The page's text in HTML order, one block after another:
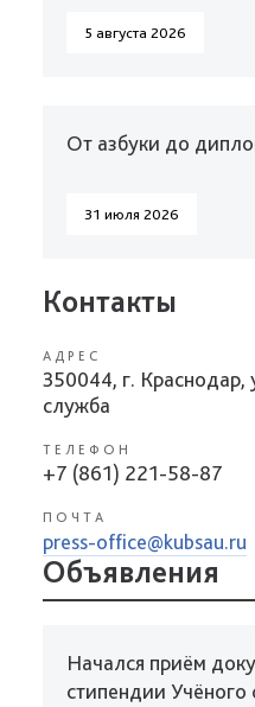
5 августа 2026
От азбуки до
31 июля 2026
Контакты
АДРЕС
350044, г. Краснодар,
служба
ТЕЛЕФОН
+7 (861) 221-58-87
ПОЧТА
press-office@kubsau.ru
Объявления
Начался приём
стипендии Учёного